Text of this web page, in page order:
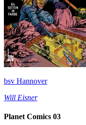
bsv Hannover
Will Eisner
Planet Comics 03